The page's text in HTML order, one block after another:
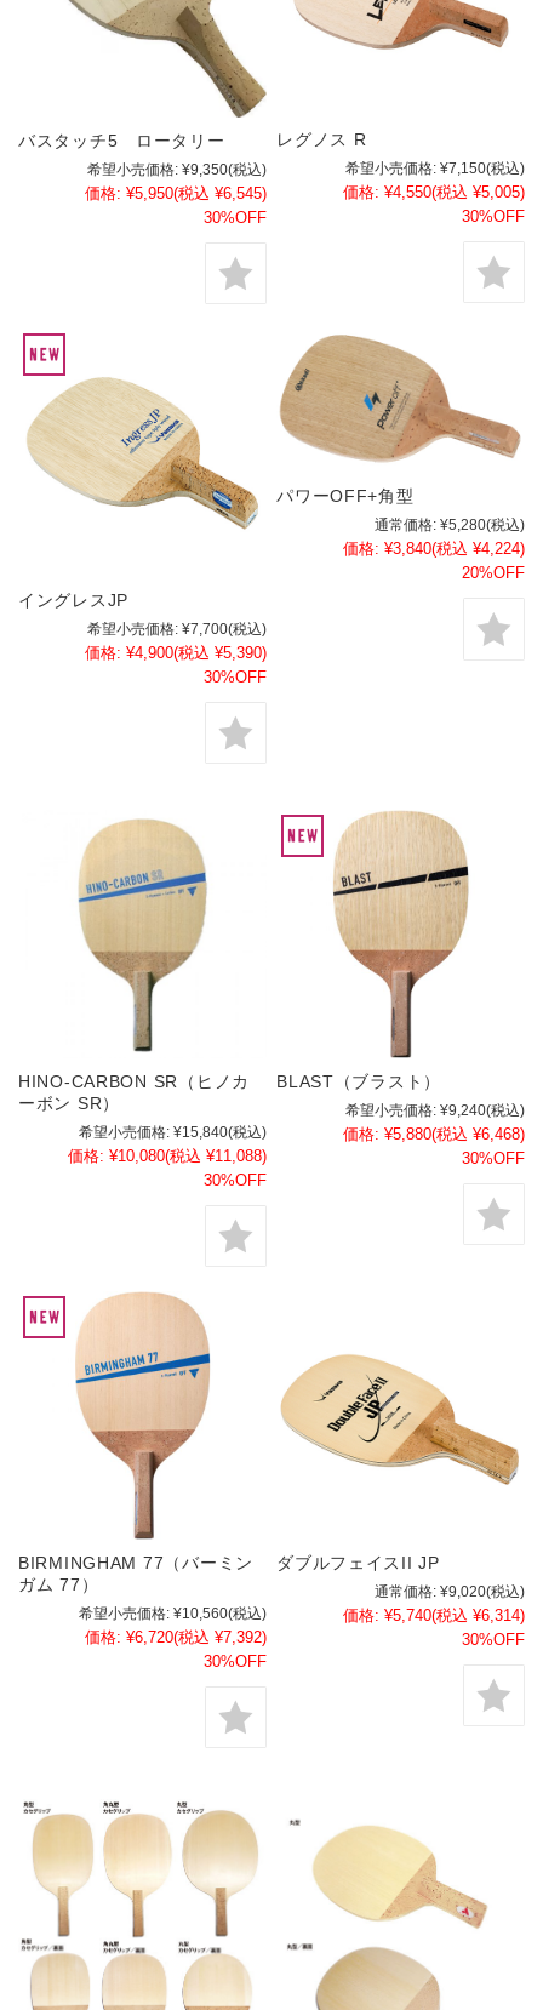
バスタッチ5 ロータリー
希望小売価格: ¥9,350(税込)
価格: ¥5,950(税込 ¥6,545)
30%OFF
レグノス R
希望小売価格: ¥7,150(税込)
価格: ¥4,550(税込 ¥5,005)
30%OFF
イングレスJP
希望小売価格: ¥7,700(税込)
価格: ¥4,900(税込 ¥5,390)
30%OFF
パワーOFF+角型
通常価格: ¥5,280(税込)
価格: ¥3,840(税込 ¥4,224)
20%OFF
HINO-CARBON SR（ヒノカ
ーボン SR）
希望小売価格: ¥15,840(税込)
価格: ¥10,080(税込 ¥11,088)
30%OFF
BLAST（ブラスト）
希望小売価格: ¥9,240(税込)
価格: ¥5,880(税込 ¥6,468)
30%OFF
BIRMINGHAM 77（バーミン
ガム 77）
希望小売価格: ¥10,560(税込)
価格: ¥6,720(税込 ¥7,392)
30%OFF
ダブルフェイスII JP
通常価格: ¥9,020(税込)
価格: ¥5,740(税込 ¥6,314)
30%OFF